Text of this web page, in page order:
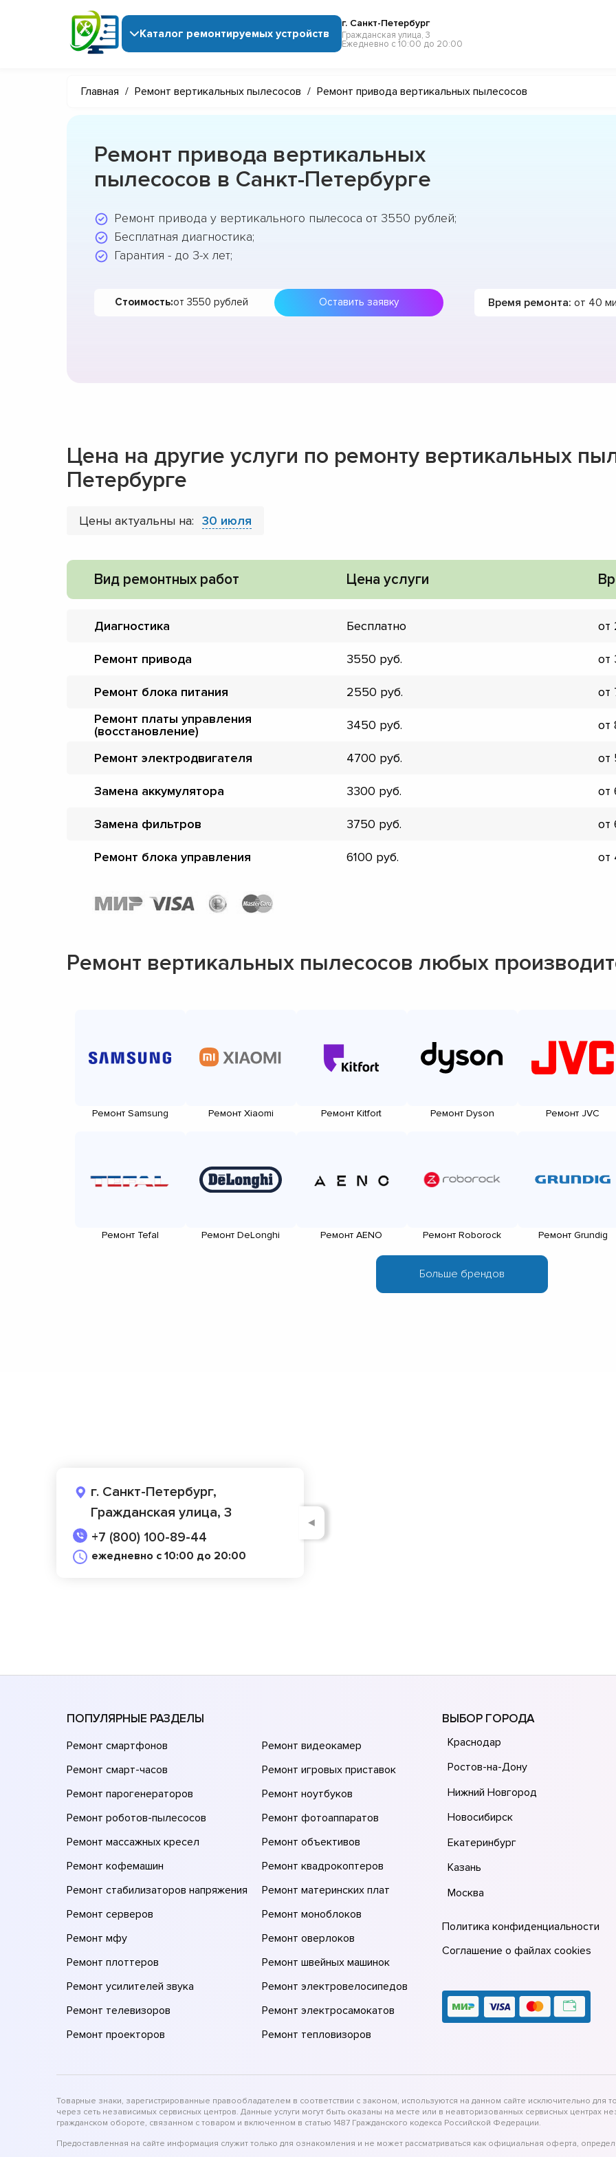
Каталог ремонтируемых устройств
г. Санкт-Петербург
Гражданская улица, 3
Ежедневно с 10:00 до 20:00
Главная / Ремонт вертикальных пылесосов / Ремонт привода вертикальных пылесосов
Ремонт привода вертикальных
пылесосов в Санкт-Петербурге
Ремонт привода у вертикального пылесоса от 3550 рублей;
Бесплатная диагностика;
Гарантия - до 3-х лет;
Стоимость:от 3550 рублей Оставить заявку Время ремонта: от 40
Цена на другие услуги по ремонту вертикальных
Петербурге
Цены актуальны на: 30 июля
Вид ремонтных работ Цена услуги
Диагностика Бесплатно от
Ремонт привода 3550 от
Ремонт блока питания 2550 от
Ремонт платы управления
(восстановление)
3450 от
Ремонт электродвигателя 4700 от
Замена аккумулятора 3300 от
Замена фильтров 3750 от
Ремонт блока управления 6100 от
Ремонт вертикальных пылесосов любых
Ремонт Samsung Ремонт Xiaomi Ремонт Kitfort Ремонт Dyson Ремонт JVC
Ремонт Tefal Ремонт DeLonghi Ремонт AENO Ремонт Roborock Ремонт Grundig
г. Санкт-Петербург,
Гражданская улица, 3
+7 (800) 100-89-44
ежедневно с 10:00 до 20:00
◄
ПОПУЛЯРНЫЕ РАЗДЕЛЫ
Ремонт смартфонов
Ремонт смарт-часов
Ремонт парогенераторов
Ремонт роботов-пылесосов
Ремонт массажных кресел
Ремонт кофемашин
Ремонт стабилизаторов напряжения
Ремонт серверов
Ремонт мфу
Ремонт плоттеров
Ремонт усилителей звука
Ремонт телевизоров
Ремонт проекторов
Ремонт видеокамер
Ремонт игровых приставок
Ремонт ноутбуков
Ремонт фотоаппаратов
Ремонт объективов
Ремонт квадрокоптеров
Ремонт материнских плат
Ремонт моноблоков
Ремонт оверлоков
Ремонт швейных машинок
Ремонт электровелосипедов
Ремонт электросамокатов
Ремонт тепловизоров
ВЫБОР ГОРОДА
Краснодар
Ростов-на-Дону
Нижний Новгород
Новосибирск
Екатеринбург
Казань
Москва
Политика конфиденциальности
Соглашение о файлах cookies
Товарные знаки, зарегистрированные правообладателем в соответствии с законом, используются на данном сайте исключительно для
через сеть независимых сервисных центров. Данные услуги могут быть оказаны на месте или в неавторизованных сервисных центрах
гражданском обороте, связанном с товаром и включенном в статью 1487 Гражданского кодекса Российской Федерации.
Предоставленная на сайте информация служит только для ознакомления и не может рассматриваться как официальная оферта,
▼
▼